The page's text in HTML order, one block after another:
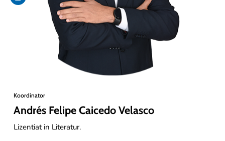
Koordinator
Andrés Felipe Caicedo Velasco
Lizentiat in Literatur.